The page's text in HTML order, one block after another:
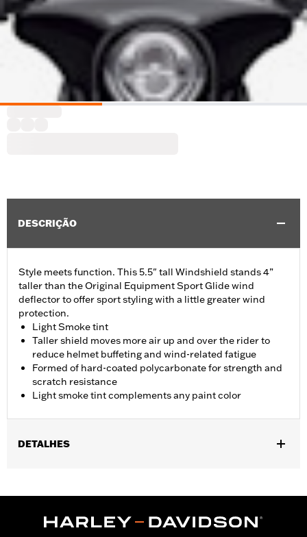
DESCRIÇÃO
Style meets function. This 5.5" tall Windshield stands 4”
taller than the Original Equipment Sport Glide wind
deflector to offer sport styling with a little greater wind
protection.
Light Smoke tint
Taller shield moves more air up and over the rider to
reduce helmet buffeting and wind-related fatigue
Formed of hard-coated polycarbonate for strength and
scratch resistance
Light smoke tint complements any paint color
DETALHES
16 Inches